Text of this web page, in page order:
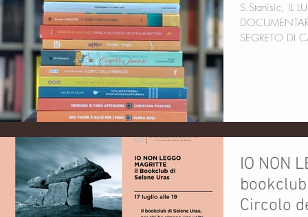
S.Stanisic, IL
SEGRETO DI
IO NON
Circolo